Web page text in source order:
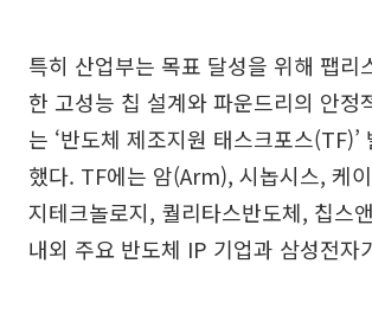
특히 산업부는 목표 달성을 위해 팹리
한 고성능 칩 설계와 파운드리의 안정
는 ‘반도체 제조지원 태스크포스(TF)’
했다. TF에는 암(Arm), 시놉시스, 케
지테크놀로지, 퀄리타스반도체, 칩스
내외 주요 반도체 IP 기업과 삼성전자